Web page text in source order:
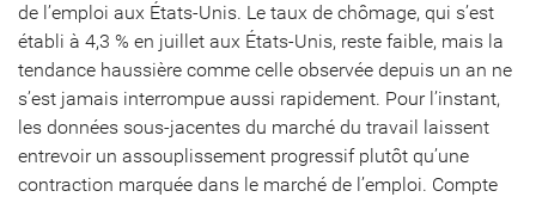
de l’emploi aux États-Unis. Le taux de chômage, qui s’est
établi à 4,3 % en juillet aux États-Unis, reste faible, mais la
tendance haussière comme celle observée depuis un an ne
s’est jamais interrompue aussi rapidement. Pour l’instant,
les données sous-jacentes du marché du travail laissent
entrevoir un assouplissement progressif plutôt qu’une
contraction marquée dans le marché de l’emploi. Compte